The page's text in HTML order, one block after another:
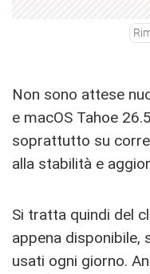
Non sono attese
e macOS Tahoe
soprattutto su
alla stabilità e
Si tratta quindi del
appena disponibile,
usati ogni giorno.